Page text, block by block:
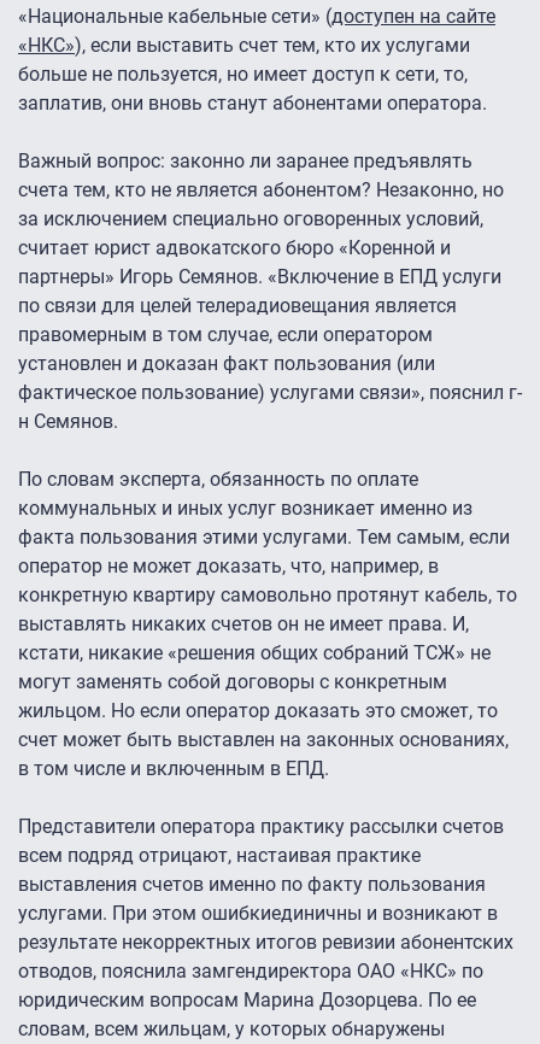
«Национальные кабельные сети» (доступен на сайте
«НКС»), если выставить счет тем, кто их услугами
больше не пользуется, но имеет доступ к сети, то,
заплатив, они вновь станут абонентами оператора.
Важный вопрос: законно ли заранее предъявлять
счета тем, кто не является абонентом? Незаконно, но
за исключением специально оговоренных условий,
считает юрист адвокатского бюро «Коренной и
партнеры» Игорь Семянов. «Включение в ЕПД услуги
по связи для целей телерадиовещания является
правомерным в том случае, если оператором
установлен и доказан факт пользования (или
фактическое пользование) услугами связи», пояснил г-
н Семянов.
По словам эксперта, обязанность по оплате
коммунальных и иных услуг возникает именно из
факта пользования этими услугами. Тем самым, если
оператор не может доказать, что, например, в
конкретную квартиру самовольно протянут кабель, то
выставлять никаких счетов он не имеет права. И,
кстати, никакие «решения общих собраний ТСЖ» не
могут заменять собой договоры с конкретным
жильцом. Но если оператор доказать это сможет, то
счет может быть выставлен на законных основаниях,
в том числе и включенным в ЕПД.
Представители оператора практику рассылки счетов
всем подряд отрицают, настаивая практике
выставления счетов именно по факту пользования
услугами. При этом ошибкиединичны и возникают в
результате некорректных итогов ревизии абонентских
отводов, пояснила замгендиректора ОАО «НКС» по
юридическим вопросам Марина Дозорцева. По ее
словам, всем жильцам, у которых обнаружены